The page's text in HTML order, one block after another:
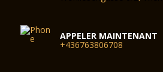
APPELER MAINTENANT
+436763806708